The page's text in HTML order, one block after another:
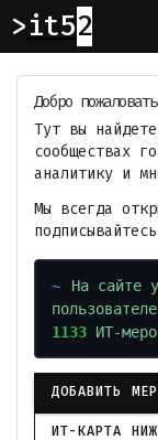
it52
Добро
Тут вы
сообществах
аналитику и
Мы всегда
На сайте
1133 ИТ-
ДОБАВИТЬ
ИТ-КАРТА